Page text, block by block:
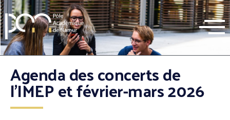
Agenda des concerts de
l’IMEP et février-mars 2026